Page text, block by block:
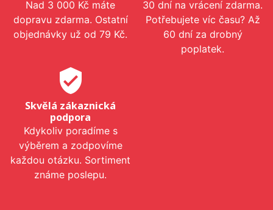
Nad 3 000 Kč máte
dopravu zdarma. Ostatní
objednávky už od 79 Kč.
30 dní na vrácení zdarma.
Potřebujete víc času? Až
60 dní za drobný
poplatek.
verified_user
Skvělá zákaznická
podpora
Kdykoliv poradíme s
výběrem a zodpovíme
každou otázku. Sortiment
známe poslepu.